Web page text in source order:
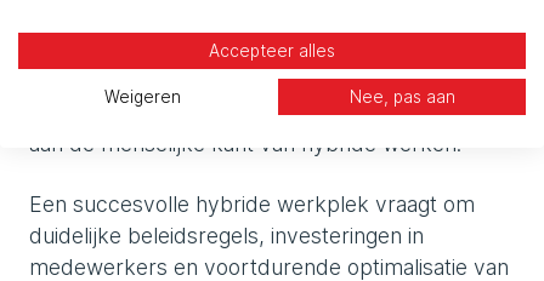
voor talent dat flexibiliteit verwacht. Dit betekent
dat organisaties verder moeten kijken dan alleen
technologie en ook aandacht moeten besteden
aan de menselijke kant van hybride werken.
Een succesvolle hybride werkplek vraagt om
duidelijke beleidsregels, investeringen in
medewerkers en voortdurende optimalisatie van
Accepteer alles
Weigeren Nee, pas aan